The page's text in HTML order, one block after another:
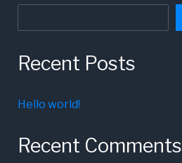
Recent Posts
Hello world!
Recent Comments